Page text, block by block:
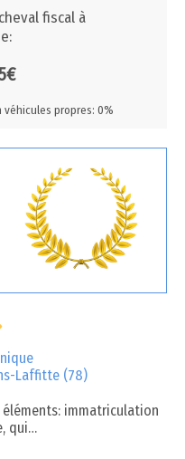
fiscal à
propres: 0%
Laffitte (78)
immatriculation
qui…